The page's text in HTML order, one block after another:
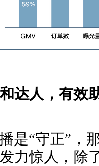
达人，有效
是“守正”，
力惊人，除